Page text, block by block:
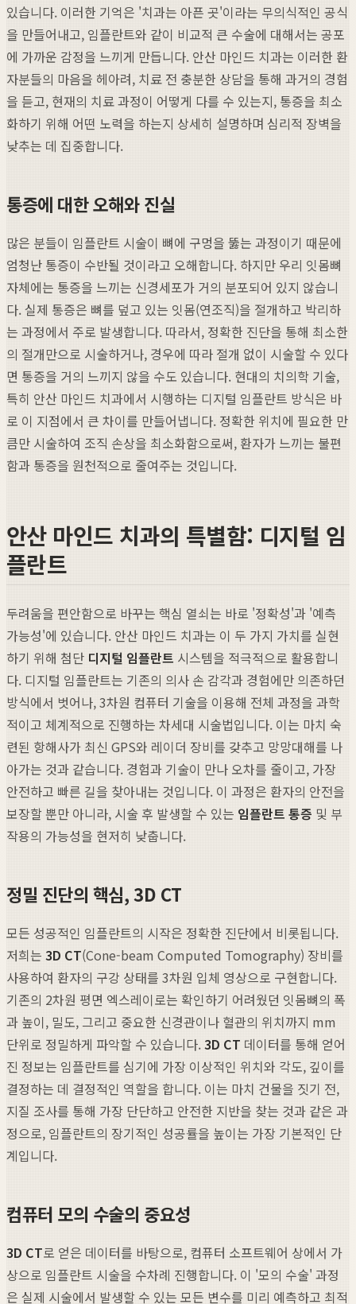
있습니다. 이러한 기억은 '치과는 아픈 곳'이라는 무의식적인 공식
을 만들어내고, 임플란트와 같이 비교적 큰 수술에 대해서는 공포
에 가까운 감정을 느끼게 만듭니다. 안산 마인드 치과는 이러한 환
자분들의 마음을 헤아려, 치료 전 충분한 상담을 통해 과거의 경험
을 듣고, 현재의 치료 과정이 어떻게 다를 수 있는지, 통증을 최소
화하기 위해 어떤 노력을 하는지 상세히 설명하며 심리적 장벽을
낮추는 데 집중합니다.
통증에 대한 오해와 진실
많은 분들이 임플란트 시술이 뼈에 구멍을 뚫는 과정이기 때문에
엄청난 통증이 수반될 것이라고 오해합니다. 하지만 우리 잇몸뼈
자체에는 통증을 느끼는 신경세포가 거의 분포되어 있지 않습니
다. 실제 통증은 뼈를 덮고 있는 잇몸(연조직)을 절개하고 박리하
는 과정에서 주로 발생합니다. 따라서, 정확한 진단을 통해 최소한
의 절개만으로 시술하거나, 경우에 따라 절개 없이 시술할 수 있다
면 통증을 거의 느끼지 않을 수도 있습니다. 현대의 치의학 기술,
특히 안산 마인드 치과에서 시행하는 디지털 임플란트 방식은 바
로 이 지점에서 큰 차이를 만들어냅니다. 정확한 위치에 필요한 만
큼만 시술하여 조직 손상을 최소화함으로써, 환자가 느끼는 불편
함과 통증을 원천적으로 줄여주는 것입니다.
안산 마인드 치과의 특별함: 디지털 임
플란트
두려움을 편안함으로 바꾸는 핵심 열쇠는 바로 '정확성'과 '예측
가능성'에 있습니다. 안산 마인드 치과는 이 두 가지 가치를 실현
하기 위해 첨단 디지털 임플란트 시스템을 적극적으로 활용합니
다. 디지털 임플란트는 기존의 의사 손 감각과 경험에만 의존하던
방식에서 벗어나, 3차원 컴퓨터 기술을 이용해 전체 과정을 과학
적이고 체계적으로 진행하는 차세대 시술법입니다. 이는 마치 숙
련된 항해사가 최신 GPS와 레이더 장비를 갖추고 망망대해를 나
아가는 것과 같습니다. 경험과 기술이 만나 오차를 줄이고, 가장
안전하고 빠른 길을 찾아내는 것입니다. 이 과정은 환자의 안전을
보장할 뿐만 아니라, 시술 후 발생할 수 있는 임플란트 통증 및 부
작용의 가능성을 현저히 낮춥니다.
정밀 진단의 핵심, 3D CT
모든 성공적인 임플란트의 시작은 정확한 진단에서 비롯됩니다.
저희는 3D CT(Cone-beam Computed Tomography) 장비를
사용하여 환자의 구강 상태를 3차원 입체 영상으로 구현합니다.
기존의 2차원 평면 엑스레이로는 확인하기 어려웠던 잇몸뼈의 폭
과 높이, 밀도, 그리고 중요한 신경관이나 혈관의 위치까지 mm
단위로 정밀하게 파악할 수 있습니다.3D CT 데이터를 통해 얻어
진 정보는 임플란트를 심기에 가장 이상적인 위치와 각도, 깊이를
결정하는 데 결정적인 역할을 합니다. 이는 마치 건물을 짓기 전,
지질 조사를 통해 가장 단단하고 안전한 지반을 찾는 것과 같은 과
정으로, 임플란트의 장기적인 성공률을 높이는 가장 기본적인 단
계입니다.
컴퓨터 모의 수술의 중요성
3D CT로 얻은 데이터를 바탕으로, 컴퓨터 소프트웨어 상에서 가
상으로 임플란트 시술을 수차례 진행합니다. 이 '모의 수술' 과정
은 실제 시술에서 발생할 수 있는 모든 변수를 미리 예측하고 최적